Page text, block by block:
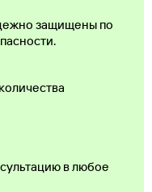
защищены по
в любое